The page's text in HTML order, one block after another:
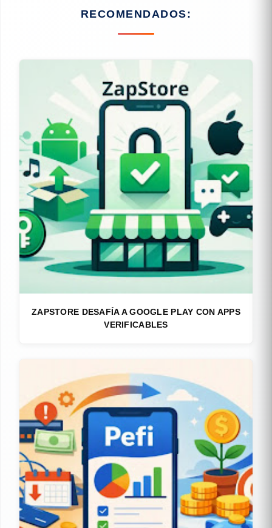
RECOMENDADOS:
ZAPSTORE DESAFÍA A GOOGLE PLAY CON APPS
VERIFICABLES